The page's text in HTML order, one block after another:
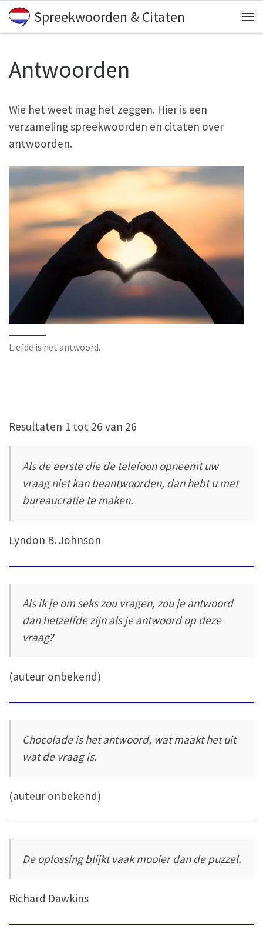
Skip to content
Spreekwoorden & Citaten
Antwoorden
Wie het weet mag het zeggen. Hier is een
verzameling spreekwoorden en citaten over
antwoorden.
Liefde is het antwoord.
Resultaten 1 tot 26 van 26
Als de eerste die de telefoon opneemt uw
vraag niet kan beantwoorden, dan hebt u met
bureaucratie te maken.
Lyndon B. Johnson
Als ik je om seks zou vragen, zou je antwoord
dan hetzelfde zijn als je antwoord op deze
vraag?
(auteur onbekend)
Chocolade is het antwoord, wat maakt het uit
wat de vraag is.
(auteur onbekend)
De oplossing blijkt vaak mooier dan de puzzel.
Richard Dawkins